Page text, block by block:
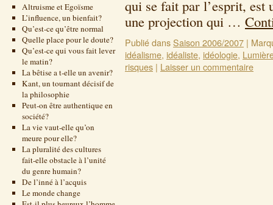
Altruisme et Egoïsme
L’influence, un bienfait?
Qu’est-ce qu’être normal
Quelle place pour le doute?
Qu’est-ce qui vous fait lever
le matin?
La bêtise a t-elle un avenir?
Kant, un tournant décisif de
la philosophie
Peut-on être authentique en
société?
La vie vaut-elle qu’on
meure pour elle?
La pluralité des cultures
fait-elle obstacle à l’unité
du genre humain?
De l’inné à l’acquis
Le monde change
qui se fait par l’esprit, est
une projection qui …
Publié dansSaison 2006/2007 |
idéalisme, idéaliste, idéologie,
risques | Laisser un commentaire